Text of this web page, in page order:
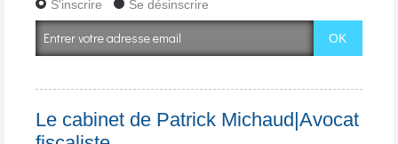
S'inscrire Se désinscrire
Le cabinet de Patrick Michaud|Avocat